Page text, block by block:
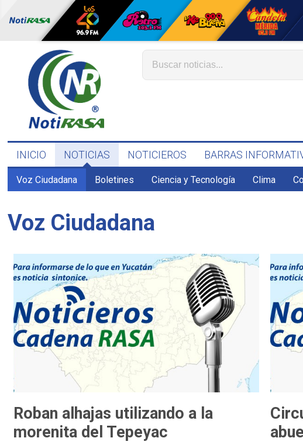
INICIO NOTICIAS NOTICIEROS BARRAS
Voz Ciudadana Boletines Ciencia y Tecnología Clima
Voz Ciudadana
Roban alhajas utilizando a la
morenita del Tepeyac